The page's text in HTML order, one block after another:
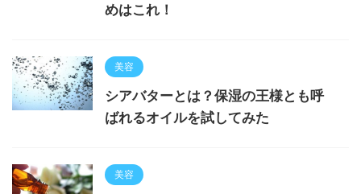
めはこれ！
美容
シアバターとは？保湿の王様とも呼
ばれるオイルを試してみた
美容